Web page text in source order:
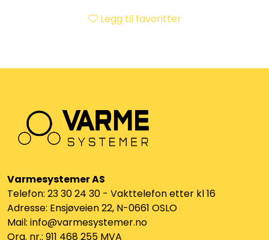
Legg til favoritter
Varmesystemer AS
Telefon: 23 30 24 30 - Vakttelefon etter kl 16
Adresse: Ensjøveien 22, N-0661 OSLO
Mail: info@varmesystemer.no
Org. nr.: 911 468 255 MVA
Planfront radiatorer
Rør
Watersafe
Elektrokjeler